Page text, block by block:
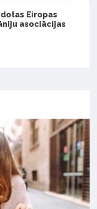
Eiropas
asociācijas